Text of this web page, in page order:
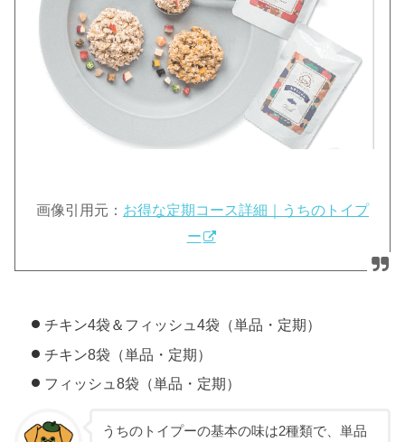
画像引用元： お得な定期コース詳細｜うちのトイプ
ー
チキン4袋＆フィッシュ4袋（単品・定期）
チキン8袋（単品・定期）
フィッシュ8袋（単品・定期）
うちのトイプーの基本の味は2種類で、単品